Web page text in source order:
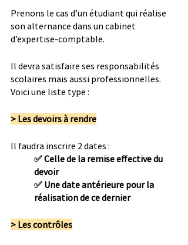
Prenons le cas d’un étudiant qui réalise
son alternance dans un cabinet
d’expertise-comptable.
Il devra satisfaire ses responsabilités
scolaires mais aussi professionnelles.
Voici une liste type :
> Les devoirs à rendre
Il faudra inscrire 2 dates :
✅ Celle de la remise effective du
devoir
✅ Une date antérieure pour la
réalisation de ce dernier
> Les contrôles